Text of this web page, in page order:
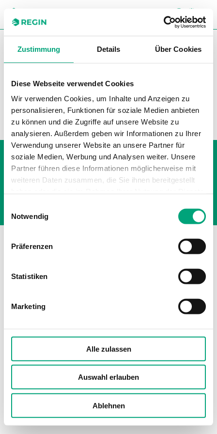
Zustimmung Details Über Cookies
Diese Webseite verwendet Cookies
Wir verwenden Cookies, um Inhalte und Anzeigen zu
personalisieren, Funktionen für soziale Medien anbieten
zu können und die Zugriffe auf unsere Website zu
analysieren. Außerdem geben wir Informationen zu Ihrer
Verwendung unserer Website an unsere Partner für
soziale Medien, Werbung und Analysen weiter. Unsere
Partner führen diese Informationen möglicherweise mit
weiteren Daten zusammen, die Sie ihnen bereitgestellt
Notwendig
Präferenzen
Statistiken
Marketing
Alle zulassen
Auswahl erlauben
Ablehnen
You are here:
Regin Produkte Kompaktregler
Stand-
Optigo
Filter
Unsere Produkte
Whistleblowing
Impressum
Datenschutzerklärung